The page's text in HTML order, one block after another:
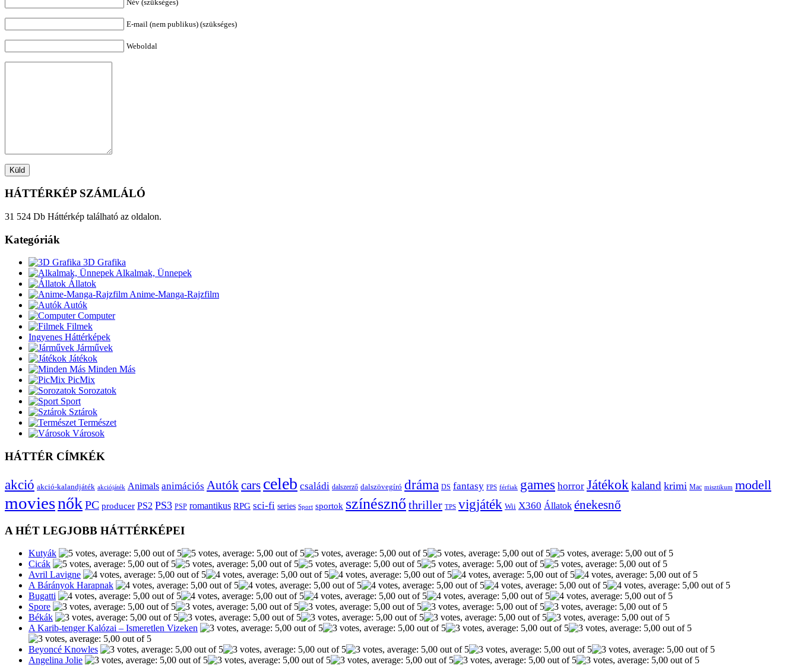
Név (szükséges)
E-mail (nem publikus) (szükséges)
Weboldal
HÁTTÉRKÉP SZÁMLÁLÓ
31 524 Db Háttérkép található az oldalon.
Kategóriák
3D Grafika
Alkalmak, Ünnepek
Állatok
Anime-Manga-Rajzfilm
Autók
Computer
Filmek
Ingyenes Háttérképek
Járművek
Játékok
Minden Más
PicMix
Sorozatok
Sport
Sztárok
Természet
Városok
HÁTTÉR CÍMKÉK
akció akció-kalandjáték akciójáték Animals animációs Autókcars celeb családi dalszerző dalszövegíró dráma DS fantasy FPS férfiak games horror Játékok kaland krimi Mac misztikum modell
moviesnőkPC producer PS2 PS3 PSP romantikus RPG sci-fi series Sport sportok színésznő thriller TPS vigjáték Wii X360 Állatok énekesnő
A HÉT LEGJOBB HÁTTÉRKÉPEI
Kutyák
Cicák
Avril Lavigne
A Bárányok Harapnak
Bugatti
Spore
Békák
A Karib-tenger Kalózai – Ismeretlen Vizeken
Beyoncé Knowles
Angelina Jolie